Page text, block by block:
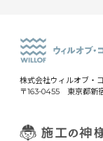
株式会社ウィルオブ・
〒163-0455 東京都新